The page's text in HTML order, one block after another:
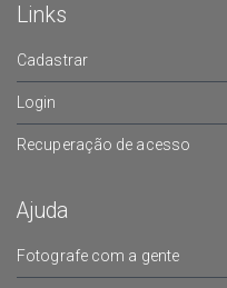
Links
Cadastrar
Login
Recuperação de acesso
Ajuda
Fotografe com a gente